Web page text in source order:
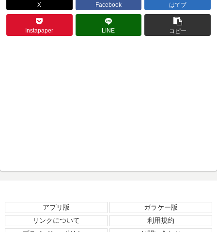
X Facebook はてブ
Instapaper LINE コピー
アプリ版
ガラケー版
リンクについて
利用規約